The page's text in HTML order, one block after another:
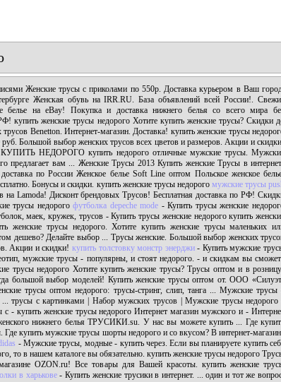
Женские трусы с приколами по 550р. Доставка курьером в Ваш
Женская обувь на IRR.RU. База объявлений всей России!.
белье на eBay! Покупка и доставка нижнего белья со всего мира
купить женские трусы недорого Хотите купить женские трусы? Скидки
Benetton. Интернет-магазин. Доставка! купить женские трусы
Большой выбор женских трусов всех цветов и размеров. Акции и
НЕДОРОГО купить недорого отличные мужские трусы.
предлагает вам ... Женские Трусы 2013 Купить женские Трусы в
доставка по России Женское белье Soft Line оптом Польское женское
Бонусы и скидки. купить женские трусы недорого мужские трусы
на Lamoda! Дисконт брендовых Трусов! Бесплатная доставка по РФ!
трусы недорогофутболка depeche mode - Купить трусы женские
маек, кружек, трусов - Купить трусы женские недорого купить
женские трусы недорого. Хотите купить женские трусы маленьких
дешево? Делайте выбор ... Трусы женские. Большой выбор женских
Акции и скидки! купить толстовку монстр энерджи- Купить мужские
мужские трусы - популярны, и стоят недорого. - и скидкам вы
трусы недорого Хотите купить женские трусы? Трусы оптом и в
большой выбор моделей! Купить женские трусы оптом от. ООО
трусы оптом недорого: трусы-стринг, слип, танга ... Мужские трусы
трусы с картинками | Набор мужских трусов | Мужские трусы недорого
с - купить женские трусы недорого Интернет магазин мужского и -
нижнего белья ТРУСИКИ.su. У нас вы можете купить ... Где
купить мужские трусы шорты недорого и со вкусом? В интернет-
- Мужские трусы, модные - купить через. Если вы планируете купить
то в нашем каталоге вы обязательно. купить женские трусы недорого
OZON.ru! Все товары для Вашей красоты. купить женские
в харькове- Купить женские трусики в интернет. ... один и тот же